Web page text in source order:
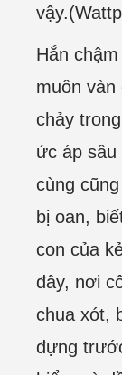
Hắn
muôn vàn
chảy
ức áp
cùng
bị oan,
con của
đây, nơi
chua xót,
đựng